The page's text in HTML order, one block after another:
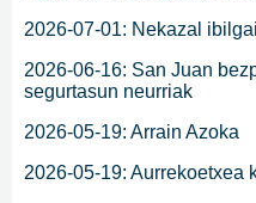
2026-07-01: Nekazal
2026-06-16: San Juan
segurtasun neurriak
2026-05-19: Arrain Azoka
2026-05-19: Aurrekoetxea